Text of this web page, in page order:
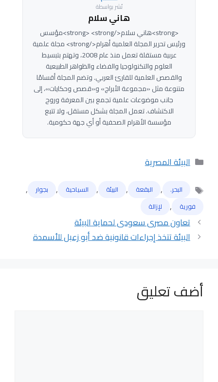
نُشر بواسطة
هاني سلام
<strong>هاني سلام</strong> <strong>مؤسس
ورئيس تحرير المجلة العلمية أهرام</strong> مجلة علمية
عربية مستقلة تعمل منذ عام 2008، وتهتم بتبسيط
العلوم والتكنولوجيا والفضاء والظواهر الطبيعية
والقصص العلمية للقارئ العربي. وتضم المجلة أقسامًا
متنوعة مثل «مجموعة الأبراج» و«قصص وحكايات»، إلى
جانب موضوعات علمية تجمع بين المعرفة وروح
الاكتشاف. تعمل المجلة بشكل مستقل، ولا تتبع
مؤسسة الأهرام الصحفية أو أي جهة حكومية.
التصنيفات
البيئة المصرية
الوسوم
البحر. , البقعة , البيئة , السياحية , بجوار ,
فورية , لإزالة
تعاون مصرى سعودى لحماية البيئة
البيئة تتخذ إجراءات قانونية ضد أبو زعبل للأسمدة
أضف تعليق